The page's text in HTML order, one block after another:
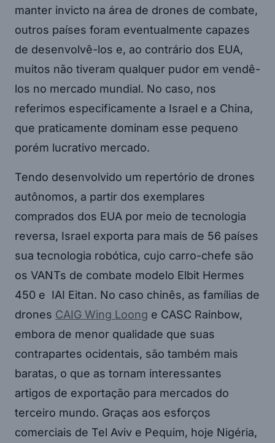
manter invicto na área de drones de combate,
outros países foram eventualmente capazes
de desenvolvê-los e, ao contrário dos EUA,
muitos não tiveram qualquer pudor em vendê-
los no mercado mundial. No caso, nos
referimos especificamente a Israel e a China,
que praticamente dominam esse pequeno
porém lucrativo mercado.
Tendo desenvolvido um repertório de drones
autônomos, a partir dos exemplares
comprados dos EUA por meio de tecnologia
reversa, Israel exporta para mais de 56 países
sua tecnologia robótica, cujo carro-chefe são
os VANTs de combate modelo Elbit Hermes
450 e IAI Eitan. No caso chinês, as famílias de
drones CAIG Wing Loong e CASC Rainbow,
embora de menor qualidade que suas
contrapartes ocidentais, são também mais
baratas, o que as tornam interessantes
artigos de exportação para mercados do
terceiro mundo. Graças aos esforços
comerciais de Tel Aviv e Pequim, hoje Nigéria,